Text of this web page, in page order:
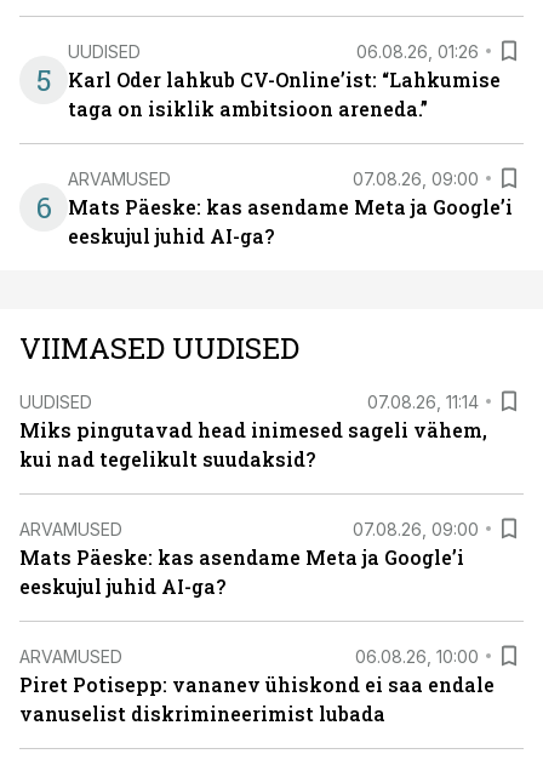
5
UUDISED 06.08.26, 01:26
Karl Oder lahkub CV-Online’ist: “Lahkumise
taga on isiklik ambitsioon areneda.”
6
ARVAMUSED 07.08.26, 09:00
Mats Päeske: kas asendame Meta ja Google’i
eeskujul juhid AI-ga?
VIIMASED UUDISED
UUDISED 07.08.26, 11:14
Miks pingutavad head inimesed sageli vähem,
kui nad tegelikult suudaksid?
ARVAMUSED 07.08.26, 09:00
Mats Päeske: kas asendame Meta ja Google’i
eeskujul juhid AI-ga?
ARVAMUSED 06.08.26, 10:00
Piret Potisepp: vananev ühiskond ei saa endale
vanuselist diskrimineerimist lubada